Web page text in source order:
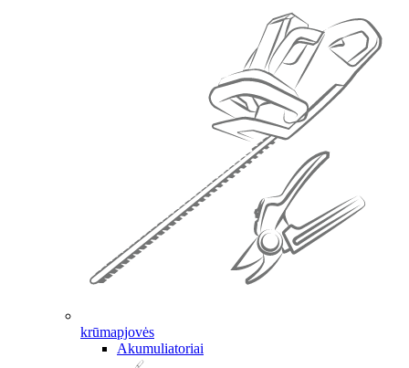
krūmapjovės
Akumuliatoriai